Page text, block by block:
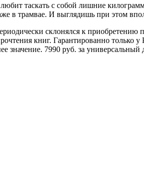
таскать с собой лишние
в трамвае. И выглядишь при этом
склонялся к
книг. Гарантированно только
значение. 7990 руб. за